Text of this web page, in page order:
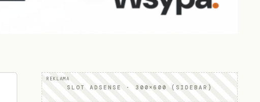
SLOT ADSENSE · 300×600 (SIDEBAR)